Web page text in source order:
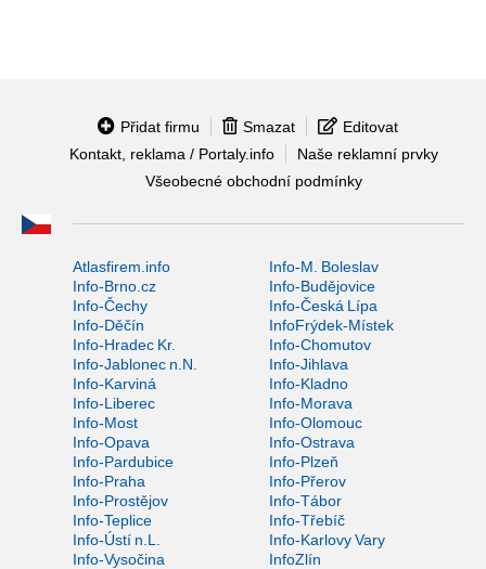
Přidat firmu Smazat
Editovat
Kontakt, reklama / Portaly.info
Naše reklamní prvky
Všeobecné obchodní podmínky
Atlasfirem.info
Info-M. Boleslav
Info-Brno.cz
Info-Budějovice
Info-Čechy
Info-Česká Lípa
Info-Děčín
InfoFrýdek-Místek
Info-Hradec Kr.
Info-Chomutov
Info-Jablonec n.N.
Info-Jihlava
Info-Karviná
Info-Kladno
Info-Liberec
Info-Morava
Info-Most
Info-Olomouc
Info-Opava
Info-Ostrava
Info-Pardubice
Info-Plzeň
Info-Praha
Info-Přerov
Info-Prostějov
Info-Tábor
Info-Teplice
Info-Třebíč
Info-Ústí n.L.
Info-Karlovy Vary
Info-Vysočina
InfoZlín